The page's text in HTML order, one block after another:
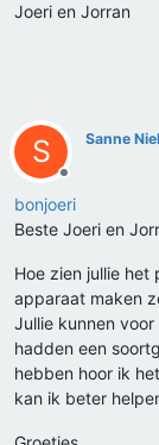
Joeri en Jorran
S
Offline
Sanne
bonjoeri
Beste Joeri en
Hoe zien jullie het
apparaat maken
Jullie kunnen
hadden een
hebben hoor ik
kan ik beter